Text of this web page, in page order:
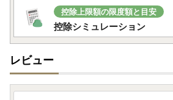
控除上限額の限度額と目安
控除シミュレーション
レビュー